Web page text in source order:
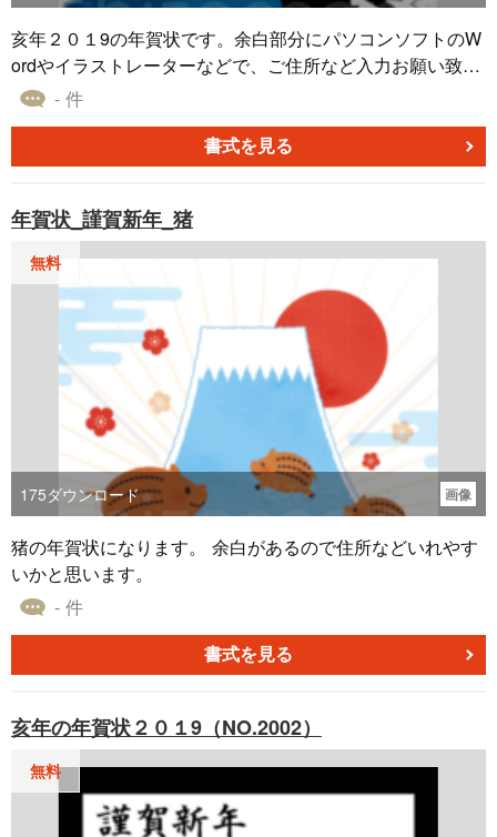
亥年２０１9の年賀状です。余白部分にパソコンソフトのW
ordやイラストレーターなどで、ご住所など入力お願い致し
ます。- 件
書式を見る
年賀状_謹賀新年_猪
無料
175ダウンロード 画像
猪の年賀状になります。 余白があるので住所などいれやす
いかと思います。
- 件
書式を見る
亥年の年賀状２０１9（NO.2002）
無料